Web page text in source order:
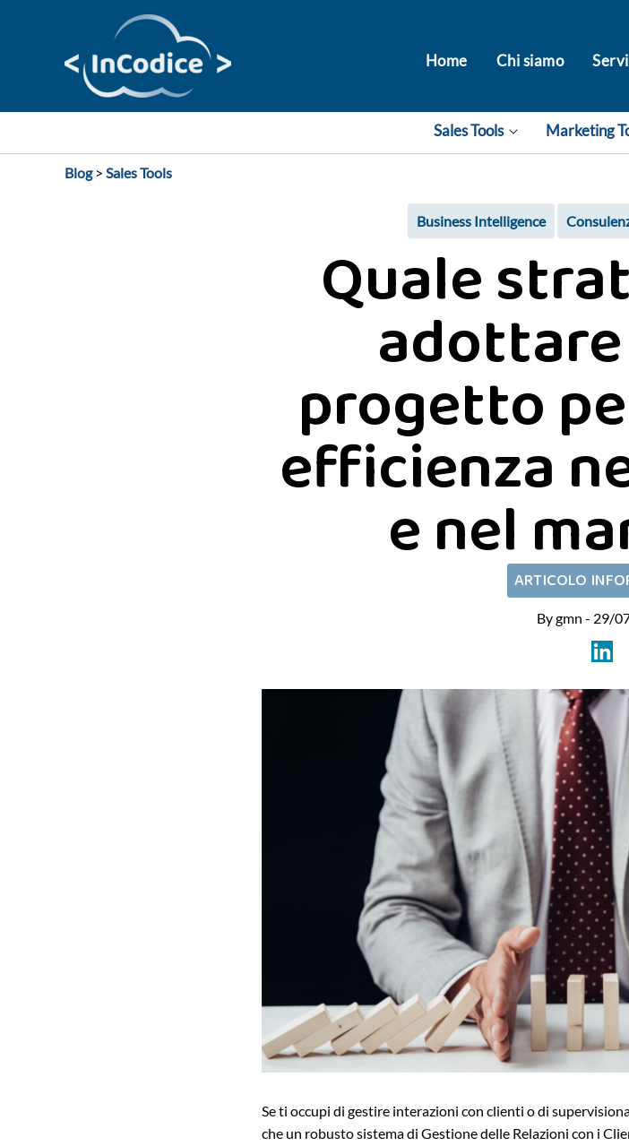
Home Chi siamo
Sales Tools Marketing
Blog> Sales Tools
Business Intelligence
Quale
progetto
efficienza
e nelARTICOLO
By gmn - 29/
Se ti occupi di gestire interazioni con clienti o di
che un robusto sistema di Gestione delle Relazioni con i